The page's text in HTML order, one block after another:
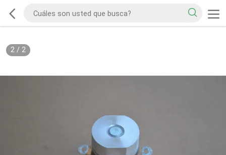
2/ 2